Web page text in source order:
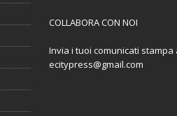
COLLABORA CON NOI
Invia i tuoi comunicati stampa
ecitypress@gmail.com